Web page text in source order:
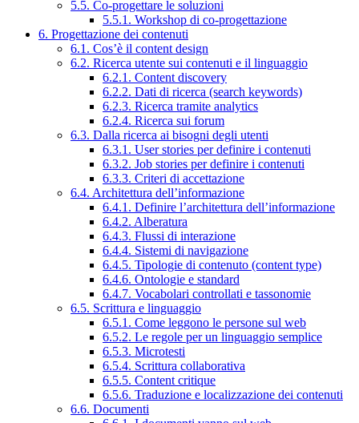
5.5. Co-progettare le soluzioni
5.5.1. Workshop di co-progettazione
6. Progettazione dei contenuti
6.1. Cos’è il content design
6.2. Ricerca utente sui contenuti e il linguaggio
6.2.1. Content discovery
6.2.2. Dati di ricerca (search keywords)
6.2.3. Ricerca tramite analytics
6.2.4. Ricerca sui forum
6.3. Dalla ricerca ai bisogni degli utenti
6.3.1. User stories per definire i contenuti
6.3.2. Job stories per definire i contenuti
6.3.3. Criteri di accettazione
6.4. Architettura dell’informazione
6.4.1. Definire l’architettura dell’informazione
6.4.2. Alberatura
6.4.3. Flussi di interazione
6.4.4. Sistemi di navigazione
6.4.5. Tipologie di contenuto (content type)
6.4.6. Ontologie e standard
6.4.7. Vocabolari controllati e tassonomie
6.5. Scrittura e linguaggio
6.5.1. Come leggono le persone sul web
6.5.2. Le regole per un linguaggio semplice
6.5.3. Microtesti
6.5.4. Scrittura collaborativa
6.5.5. Content critique
6.5.6. Traduzione e localizzazione dei contenuti
6.6. Documenti